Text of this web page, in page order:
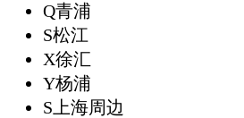
Q青浦
S松江
X徐汇
Y杨浦
S上海周边